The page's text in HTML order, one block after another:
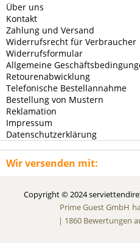
Über uns
Kontakt
Zahlung und Versand
Widerrufsrecht für Verbraucher
Widerrufsformular
Allgemeine
Retourenabwicklung
Telefonische Bestellannahme
Bestellung von Mustern
Reklamation
Impressum
Datenschutzerklärung
Wir versenden mit:
Copyright © 2024
Prime Guest GmbH
| 1860Bewertungen